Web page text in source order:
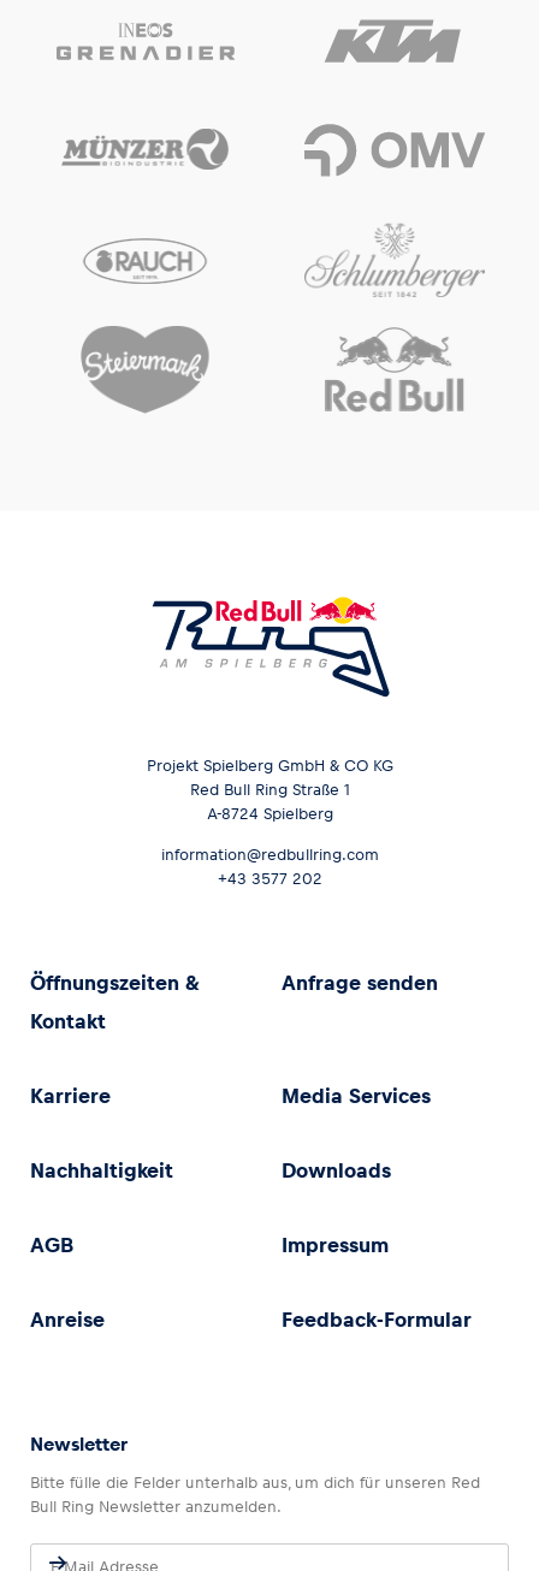
Projekt Spielberg GmbH & CO KG
Red Bull Ring Straße 1
A-8724 Spielberg
information@redbullring.com
+43 3577 202
Öffnungszeiten &
Kontakt
Anfrage senden
Karriere Media Services
Nachhaltigkeit Downloads
AGB Impressum
Anreise Feedback-Formular
Newsletter
Bitte fülle die Felder unterhalb aus, um dich für unseren Red
Bull Ring Newsletter anzumelden.